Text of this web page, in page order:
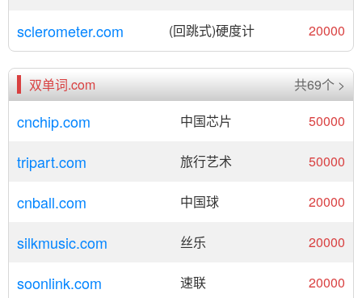
sclerometer.com
(回跳式)硬度计 20000
双单词.com 共69个 >
cnchip.com 中国芯片 50000
tripart.com 旅行艺术 50000
cnball.com 中国球 20000
silkmusic.com 丝乐 20000
soonlink.com 速联 20000